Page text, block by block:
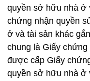
quyền sở hữu nhà ở
chứng nhận quyền
ở và tài sản khác
chung là Giấy
được cấp Giấy
quyền sở hữu nhà ở